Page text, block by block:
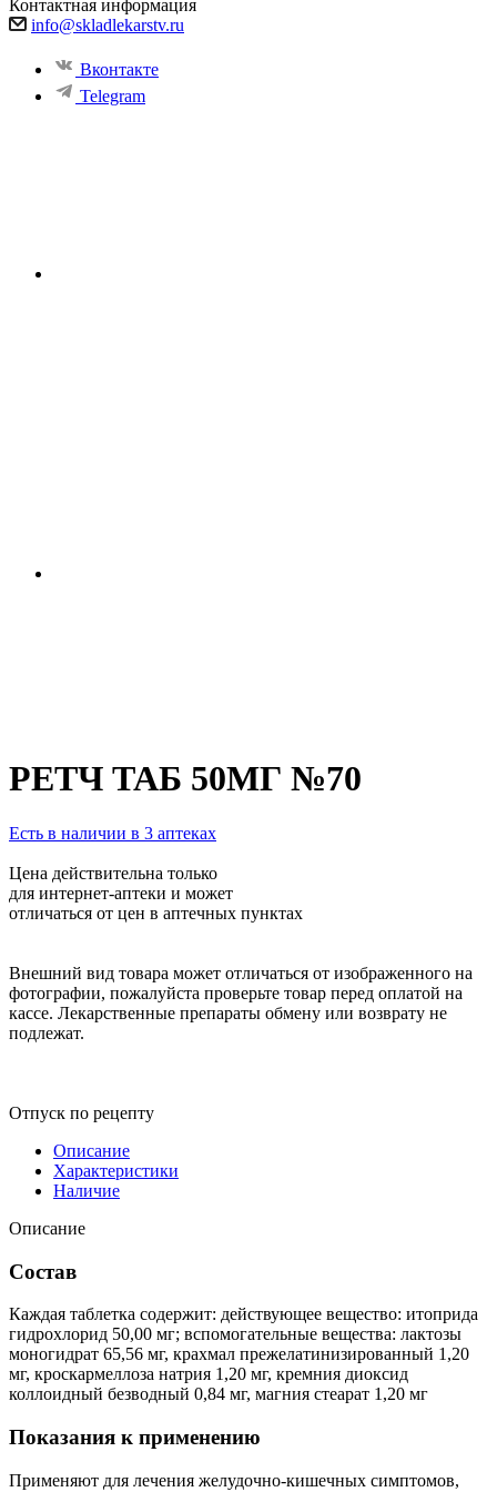
Контактная информация
info@skladlekarstv.ru
Вконтакте
Telegram
РЕТЧ ТАБ 50МГ №70
Есть в наличии в 3 аптеках
Цена действительна только
для интернет-аптеки и может
отличаться от цен в аптечных пунктах
Внешний вид товара может отличаться от изображенного на
фотографии, пожалуйста проверьте товар перед оплатой на
кассе. Лекарственные препараты обмену или возврату не
подлежат.
Отпуск по рецепту
Описание
Характеристики
Наличие
Описание
Состав
Каждая таблетка содержит: действующее вещество: итоприда
гидрохлорид 50,00 мг; вспомогательные вещества: лактозы
моногидрат 65,56 мг, крахмал прежелатинизированный 1,20
мг, кроскармеллоза натрия 1,20 мг, кремния диоксид
коллоидный безводный 0,84 мг, магния стеарат 1,20 мг
Показания к применению
Применяют для лечения желудочно-кишечных симптомов,